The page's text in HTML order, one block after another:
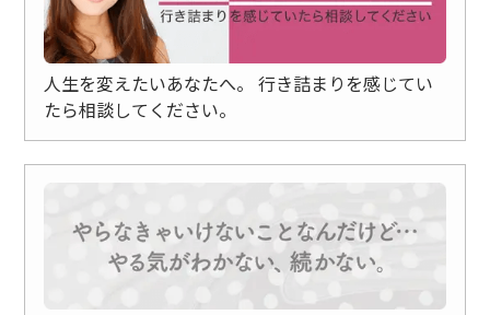
人生を変えたいあなたへ。 行き詰まりを感じてい
たら相談してください。